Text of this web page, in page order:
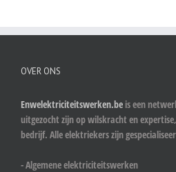
OVER ONS
Enwelektriciteitswerken.be is een
uitgezocht zijn op wilskracht en
bedrijf. Alle elektriekers zijn
- Algemene elektriciteitswerken